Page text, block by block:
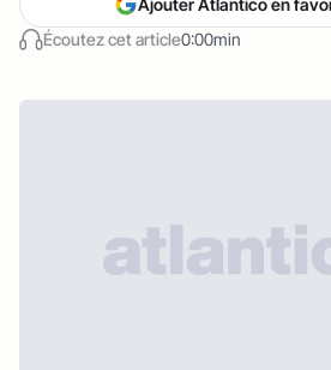
Écoutez cet article0:00min